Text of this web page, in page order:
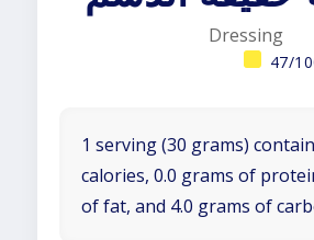
Dressing
47/
1 serving (30 grams)
calories, 0.0 grams of
of fat, and 4.0 grams of